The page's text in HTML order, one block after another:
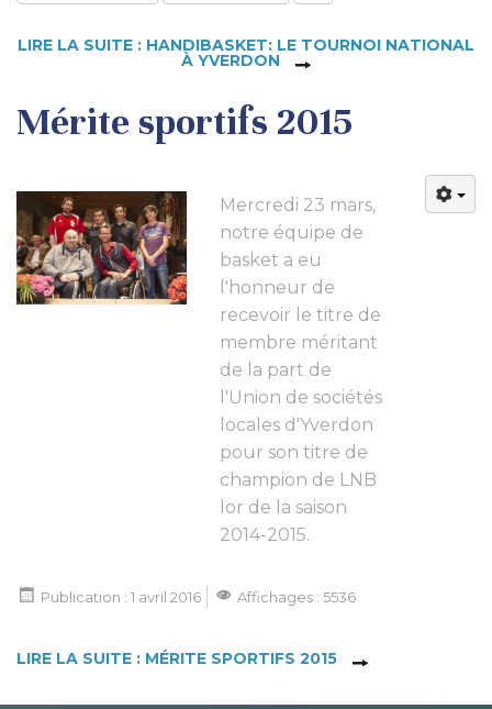
LIRE LA SUITE : HANDIBASKET: LE TOURNOI NATIONAL
À YVERDON
Mérite sportifs 2015
Mercredi 23 mars,
notre équipe de
basket a eu
l'honneur de
recevoir le titre de
membre méritant
de la part de
l'Union de sociétés
locales d'Yverdon
pour son titre de
champion de LNB
lor de la saison
2014-2015.
Publication : 1 avril 2016 Affichages : 5536
LIRE LA SUITE : MÉRITE SPORTIFS 2015